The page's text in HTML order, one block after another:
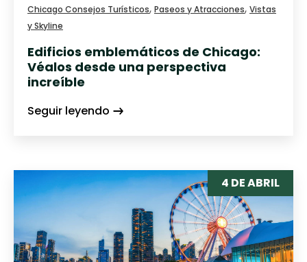
Chicago Consejos Turísticos, Paseos y Atracciones, Vistas
y Skyline
Edificios emblemáticos de Chicago:
Véalos desde una perspectiva
increíble
Seguir leyendo
4 DE ABRIL